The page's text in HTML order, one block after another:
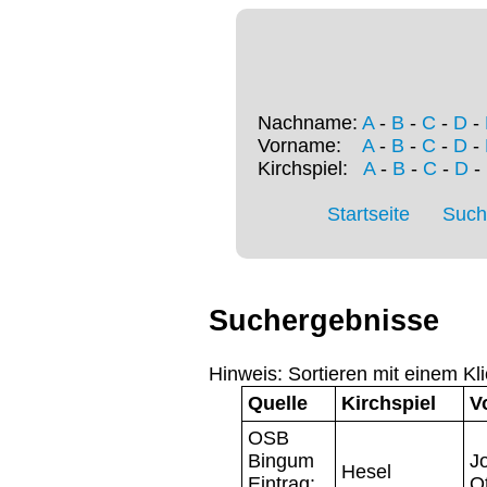
Nachname: A- B - C - D -
Vorname: A- B - C - D -
Kirchspiel: A- B - C - D-
Startseite
Suchergebnisse
Hinweis: Sortieren mit einem
Quelle
Kirchspiel
OSB
Bingum
Hesel